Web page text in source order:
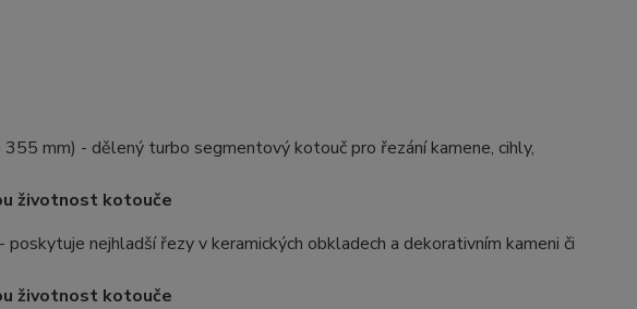
mm) - dělený turbo segmentový kotouč pro řezání kamene, cihly,
životnost kotouče
nejhladší řezy v keramických obkladech a dekorativním kameni či
životnost kotouče